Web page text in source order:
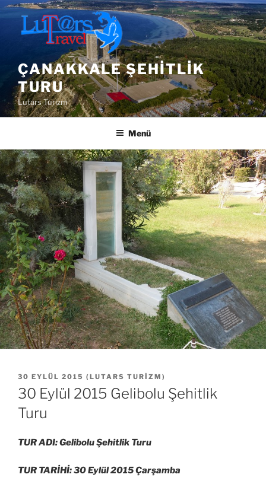
İçeriğe
geç
ÇANAKKALE ŞEHITLIK
TURU
Lutars Turizm
Menü
YAYIM
TARIHI
30 EYLÜL 2015 ( LUTARS TURIZM )
30 Eylül 2015 Gelibolu Şehitlik
Turu
TUR ADI: Gelibolu Şehitlik Turu
TUR TARİHİ: 30 Eylül 2015 Çarşamba